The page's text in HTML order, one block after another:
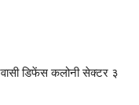
डिफेंस कलोनी सेक्टर ३